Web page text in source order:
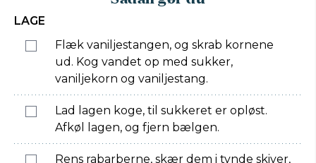
LAGE
Flæk vaniljestangen, og skrab kornene
ud. Kog vandet op med sukker,
vaniljekorn og vaniljestang.
Lad lagen koge, til sukkeret er opløst.
Afkøl lagen, og fjern bælgen.
Rens rabarberne, skær dem i tynde skiver,